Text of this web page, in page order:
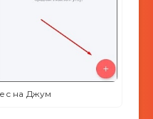
на Джум